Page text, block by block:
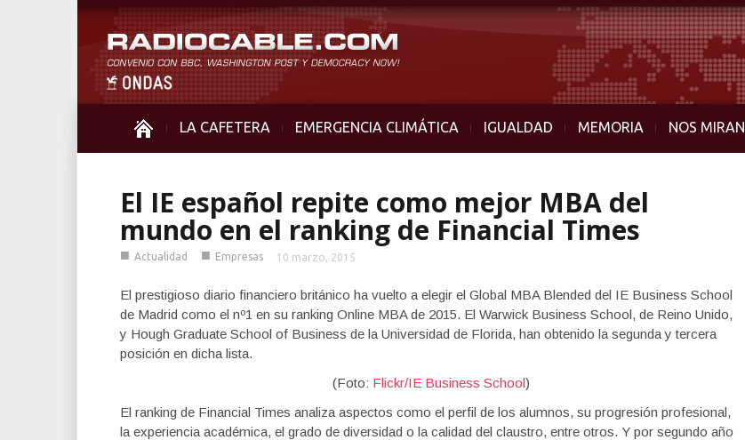
LA CAFETERA EMERGENCIA CLIMÁTICA IGUALDAD MEMORIA NOS MIRAN
El IE español repite como mejor MBA del
mundo en el ranking de Financial Times
■ Actualidad ■ Empresas 10 marzo, 2015
El prestigioso diario financiero británico ha vuelto a elegir el Global MBA Blended del IE Business School
de Madrid como el nº1 en su ranking Online MBA de 2015. El Warwick Business School, de Reino Unido,
y Hough Graduate School of Business de la Universidad de Florida, han obtenido la segunda y tercera
posición en dicha lista.
(Foto: Flickr/IE Business School)
El ranking de Financial Times analiza aspectos como el perfil de los alumnos, su progresión profesional,
la experiencia académica, el grado de diversidad o la calidad del claustro, entre otros. Y por segundo año